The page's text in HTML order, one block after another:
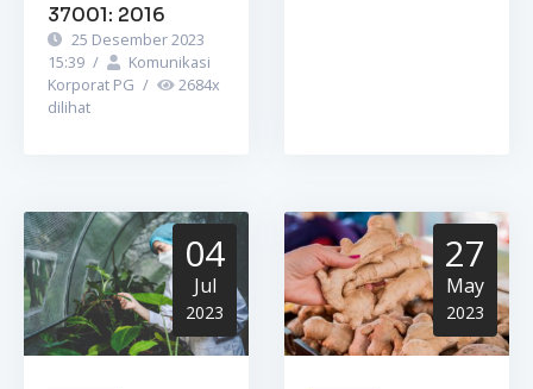
37001: 2016
25 Desember 2023
15:39 /
Komunikasi
Korporat PG / 2684x
dilihat
04
Jul
2023
27
May
2023